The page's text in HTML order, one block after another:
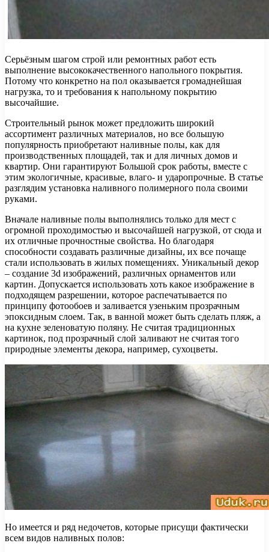
Серьёзным шагом строй или ремонтных работ есть
выполнение высококачественного напольного покрытия.
Потому что конкретно на пол оказывается громаднейшая
нагрузка, то и требования к напольному покрытию
высочайшие.
Строительный рынок может предложить широкий
ассортимент различных материалов, но все большую
популярность приобретают наливные полы, как для
производственных площадей, так и для личных домов и
квартир. Они гарантируют Большой срок работы, вместе с
этим экологичные, красивые, влаго- и ударопрочные. В статье
разглядим установка наливного полимерного пола своими
руками.
Вначале наливные полы выполнялись только для мест с
огромной проходимостью и высочайшей нагрузкой, от сюда и
их отличные прочностные свойства. Но благодаря
способности создавать различные дизайны, их все почаще
стали использовать в жилых помещениях. Уникальный декор
– создание 3d изображений, различных орнаментов или
картин. Допускается использовать хоть какое изображение в
подходящем разрешении, которое распечатывается по
принципу фотообоев и заливается узеньким прозрачным
эпоксидным слоем. Так, в ванной может быть сделать пляж, а
на кухне зеленоватую поляну. Не считая традиционных
картинок, под прозрачный слой заливают не считая того
природные элементы декора, например, сухоцветы.
Но имеется и ряд недочетов, которые присущи фактически
всем видов наливных полов: